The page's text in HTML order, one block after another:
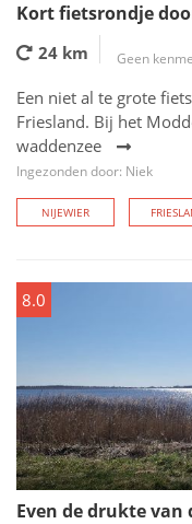
Kort fietsrondje
24 km Geen
Een niet al te grote
Friesland. Bij het
waddenzee
Ingezonden door: Niek
NIJEWIER
8.0
Even de drukte